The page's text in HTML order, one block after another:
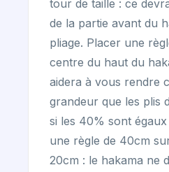
tour de taille : ce
de la partie avant du
pliage. Placer une
centre du haut du
aidera à vous rendre
grandeur que les plis
si les 40% sont
une règle de 40cm
20cm : le hakama ne